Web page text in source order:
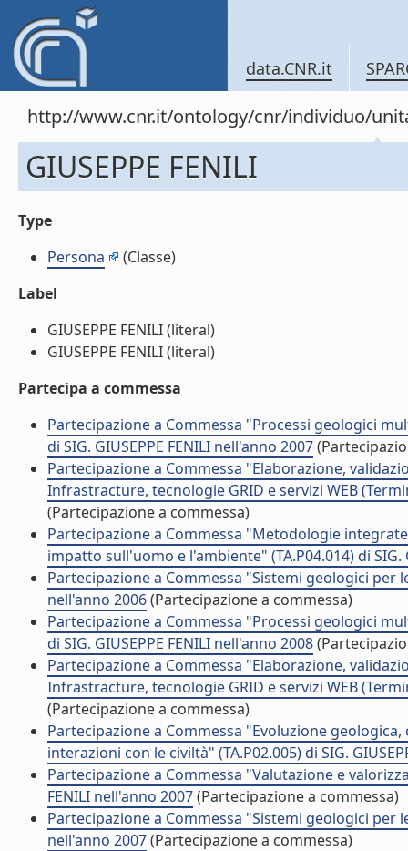
data.CNR.it
http://www.cnr.it/ontology/cnr/individuo/
GIUSEPPE FENILI
Type
Persona
(Classe)
Label
GIUSEPPE FENILI (literal)
GIUSEPPE FENILI (literal)
Partecipa a commessa
Partecipazione a Commessa "Processi geologici
di SIG. GIUSEPPE FENILI nell'anno 2007
Partecipazione a Commessa "Elaborazione,
Infrastracture, tecnologie GRID e servizi WEB
(Partecipazione a commessa)
Partecipazione a Commessa "Metodologie
impatto sull'uomo e l'ambiente" (TA.P04.014) di SIG.
Partecipazione a Commessa "Sistemi geologici per
nell'anno 2006(Partecipazione a commessa)
Partecipazione a Commessa "Processi geologici
di SIG. GIUSEPPE FENILI nell'anno 2008
Partecipazione a Commessa "Elaborazione,
Infrastracture, tecnologie GRID e servizi WEB
(Partecipazione a commessa)
Partecipazione a Commessa "Evoluzione
interazioni con le civiltà" (TA.P02.005) di SIG.
Partecipazione a Commessa "Valutazione e
FENILI nell'anno 2007(Partecipazione a commessa)
Partecipazione a Commessa "Sistemi geologici per
nell'anno 2007(Partecipazione a commessa)